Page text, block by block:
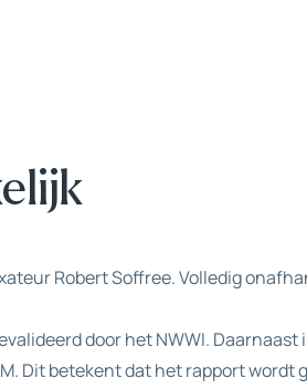
Robert Soffree. Volledig
door het NWWI. Daarnaast
Dit betekent dat het rapport wordt